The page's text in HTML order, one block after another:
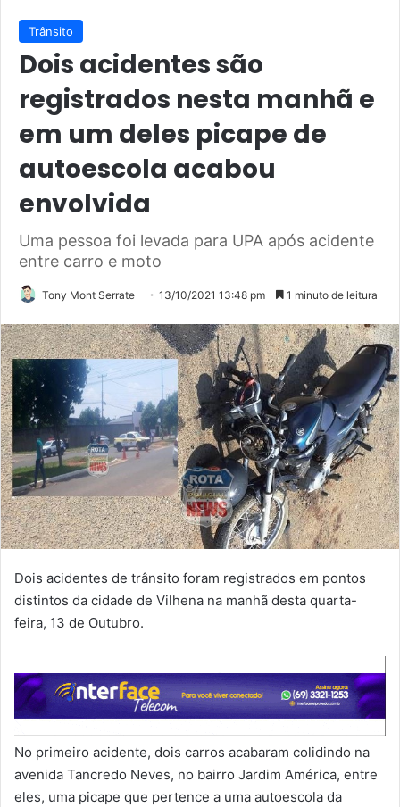
Trânsito
Dois acidentes são
registrados nesta manhã e
em um deles picape de
autoescola acabou
envolvida
Uma pessoa foi levada para UPA após acidente
entre carro e moto
Tony Mont Serrate 13/10/2021 13:48 pm 1 minuto de leitura
Dois acidentes de trânsito foram registrados em pontos
distintos da cidade de Vilhena na manhã desta quarta-
feira, 13 de Outubro.
No primeiro acidente, dois carros acabaram colidindo na
avenida Tancredo Neves, no bairro Jardim América, entre
eles, uma picape que pertence a uma autoescola da